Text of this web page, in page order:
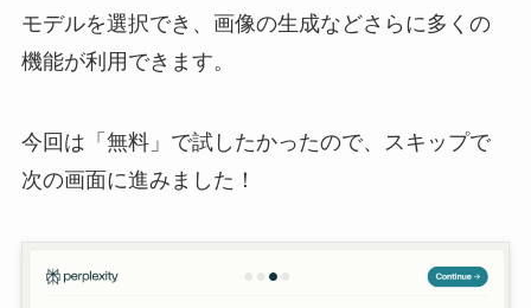
モデルを選択でき、画像の生成などさらに多くの
機能が利用できます。
今回は「無料」で試したかったので、スキップで
次の画面に進みました！